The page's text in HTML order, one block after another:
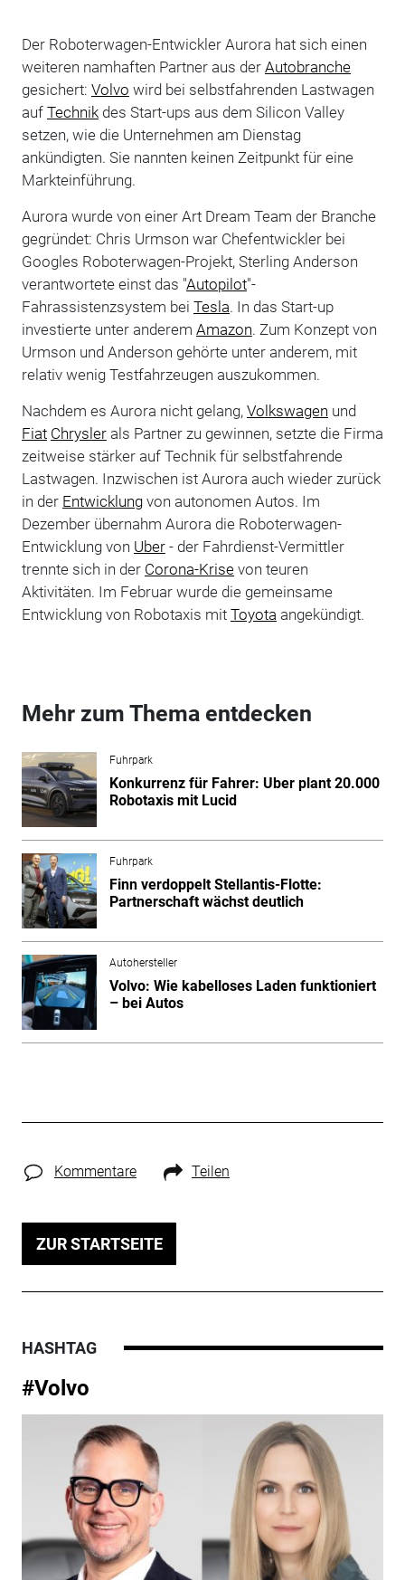
Der Roboterwagen-Entwickler Aurora hat sich einen
weiteren namhaften Partner aus der Autobranche
gesichert: Volvo wird bei selbstfahrenden Lastwagen
auf Technikdes Start-ups aus dem Silicon Valley
setzen, wie die Unternehmen am Dienstag
ankündigten. Sie nannten keinen Zeitpunkt für eine
Markteinführung.
Aurora wurde von einer Art Dream Team der Branche
gegründet: Chris Urmson war Chefentwickler bei
Googles Roboterwagen-Projekt, Sterling Anderson
verantwortete einst das "Autopilot"-
Fahrassistenzsystem bei Tesla. In das Start-up
investierte unter anderem Amazon. Zum Konzept von
Urmson und Anderson gehörte unter anderem, mit
relativ wenig Testfahrzeugen auszukommen.
Nachdem es Aurora nicht gelang, Volkswagen und
Fiat Chryslerals Partner zu gewinnen, setzte die Firma
zeitweise stärker auf Technik für selbstfahrende
Lastwagen. Inzwischen ist Aurora auch wieder zurück
in der Entwicklungvon autonomen Autos. Im
Dezember übernahm Aurora die Roboterwagen-
Entwicklung von Uber- der Fahrdienst-Vermittler
trennte sich in der Corona-Krisevon teuren
Aktivitäten. Im Februar wurde die gemeinsame
Entwicklung von Robotaxis mit Toyota angekündigt.
Mehr zum Thema entdecken
Fuhrpark
Konkurrenz für Fahrer: Uber plant 20.000
Robotaxis mit Lucid
Fuhrpark
Finn verdoppelt Stellantis-Flotte:
Partnerschaft wächst deutlich
Autohersteller
Volvo: Wie kabelloses Laden funktioniert
– bei Autos
Kommentare Teilen
ZUR STARTSEITE
HASHTAG
#Volvo